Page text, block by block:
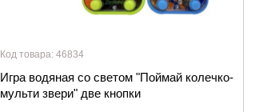
Код товара: 46834
Игра водяная со светом "Поймай колечко-
мульти звери" две кнопки